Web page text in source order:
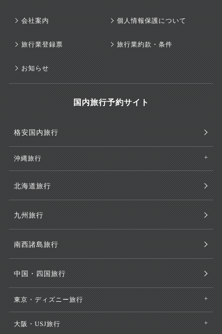
会社案内 個人情報保護について
旅行業登録票 旅行業約款・条件
お知らせ
国内旅行予約サイト
格安国内旅行
沖縄旅行
北海道旅行
九州旅行
南西諸島旅行
中国・四国旅行
東京・ディズニー旅行
大阪・USJ旅行